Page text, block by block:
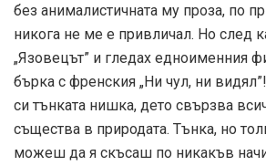
без анималистичната му проза, по
никога не ме е привличал. Но след
„Язовецът” и гледах едноименния
бърка с френския „Ни чул, ни
си тънката нишка, дето свързва
същества в природата. Тънка, но
можеш да я скъсаш по никакъв